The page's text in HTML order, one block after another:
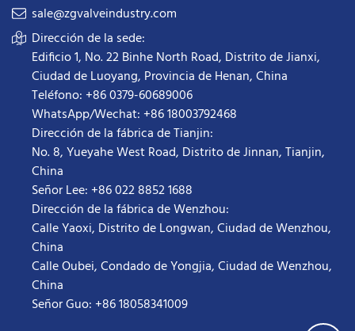
sale@zgvalveindustry.com
Dirección de la sede:
Edificio 1, No. 22 Binhe North Road, Distrito de Jianxi,
Ciudad de Luoyang, Provincia de Henan, China
Teléfono: +86 0379-60689006
WhatsApp/Wechat: +86 18003792468
Dirección de la fábrica de Tianjin:
No. 8, Yueyahe West Road, Distrito de Jinnan, Tianjin,
China
Señor Lee: +86 022 8852 1688
Dirección de la fábrica de Wenzhou:
Calle Yaoxi, Distrito de Longwan, Ciudad de Wenzhou,
China
Calle Oubei, Condado de Yongjia, Ciudad de Wenzhou,
China
Señor Guo: +86 18058341009